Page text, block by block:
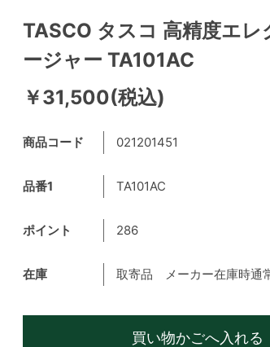
TASCO タスコ 高精度エ
ージャー TA101AC
￥31,500(税込)
商品コード 021201451
品番1 TA101AC
ポイント 286
在庫 取寄品 メーカー在庫時通
買い物かごへ入れる